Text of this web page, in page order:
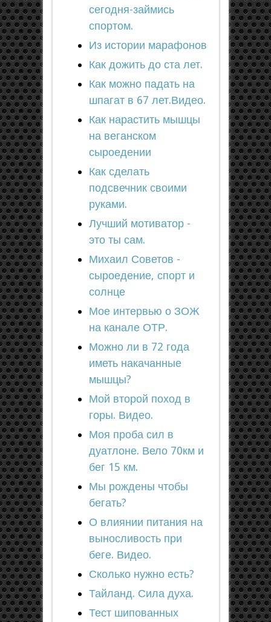
сегодня-займись
спортом.
Из истории марафонов
Как дожить до ста лет.
Как можно падать на
шпагат в 67 лет.Видео.
Как нарастить мышцы
на веганском
сыроедении
Как сделать
подсвечник своими
руками.
Лучший мотиватор -
это ты сам.
Михаил Советов -
сыроедение, спорт и
солнце
Мое интервью о ЗОЖ
на канале ОТР.
Можно ли в 72 года
иметь накачанные
мышцы?
Мой второй поход в
горы. Видео.
Моя проба сил в
дуатлоне. Вело 70км и
бег 15 км.
Мы рождены чтобы
бегать?
О влиянии питания на
выносливость при
беге. Видео.
Сколько нужно есть?
Тайланд. Сила духа.
Тест шипованных